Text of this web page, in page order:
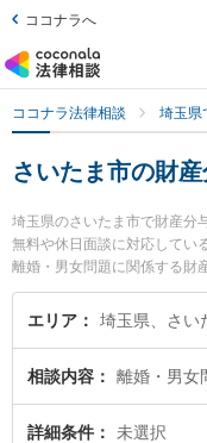
ココナラへ
ココナラ法律相談 埼玉県
さいたま市の財
埼玉県のさいたま市で財産分
無料や休日面談に対応してい
離婚・男女問題に関係する財
み検索もでき便利です。特に
や大野角谷法律事務所の角谷
ぐに弁護士に相談したい』『
士を検索したい』『初回相談
弁護士に相談予約したい』な
エリア
相談内容 離婚・男女
詳細条件 未選択